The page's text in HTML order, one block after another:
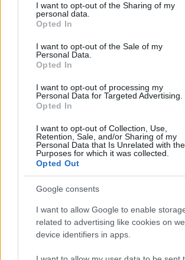
disclose it to other third parties.
Please note that this website/app uses one
services and may gather and store
not limited to your visit or usage behaviour.
grant or deny consent to Google and its
consent section.
I want to opt-out of the Sharing of my
personal data.
Opted In
I want to opt-out of the Sale of my
Personal Data.
Opted In
I want to opt-out of processing my
Personal Data for Targeted Advertising.
Opted In
I want to opt-out of Collection, Use,
Retention, Sale, and/or Sharing of my
Personal Data that Is Unrelated with the
Purposes for which it was collected.
Opted Out
Google consents
I want to allow Google to enable
related to advertising like cookies on
device identifiers in apps.
Seguici su Google News